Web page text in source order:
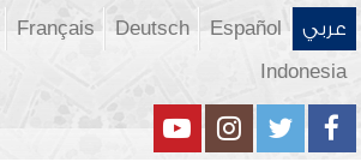
عربي Español
Deutsch
Français
Indonesia